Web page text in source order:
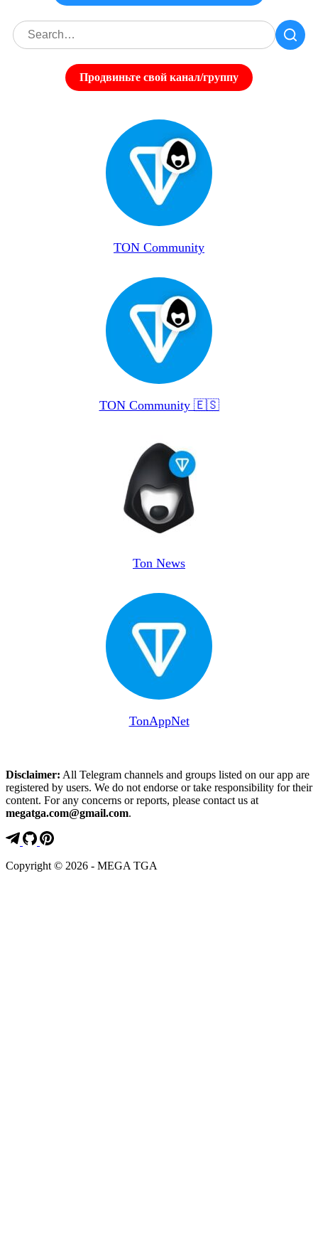
Продвиньте свой канал/группу
TON Community
TON Community 🇪🇸
Ton News
TonAppNet
Disclaimer: All Telegram channels and groups listed on our app are
registered by users. We do not endorse or take responsibility for their
content. For any concerns or reports, please contact us at
megatga.com@gmail.com.
Copyright © 2026 - MEGA TGA